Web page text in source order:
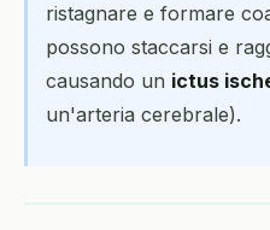
ristagnare e formare
possono staccarsi e
causando un ictus
un'arteria cerebrale).